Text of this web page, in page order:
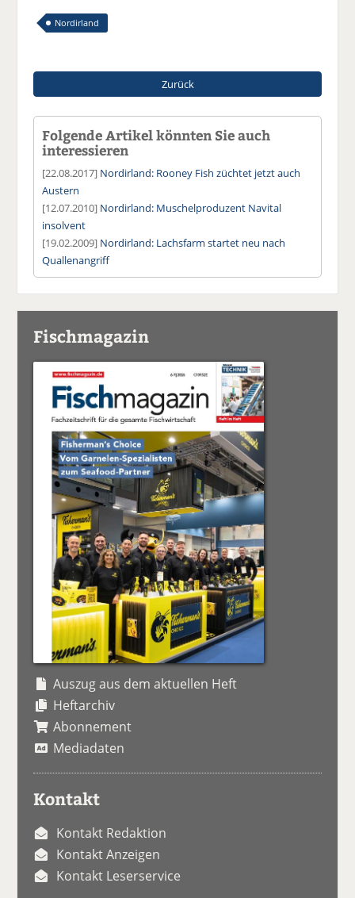
Nordirland
Zurück
Folgende Artikel könnten Sie auch
interessieren
[22.08.2017] Nordirland: Rooney Fish züchtet jetzt auch
Austern
[12.07.2010] Nordirland: Muschelproduzent Navital
insolvent
[19.02.2009] Nordirland: Lachsfarm startet neu nach
Quallenangriff
Fischmagazin
Auszug aus dem aktuellen Heft
Heftarchiv
Abonnement
Mediadaten
Kontakt
Kontakt Redaktion
Kontakt Anzeigen
Kontakt Leserservice